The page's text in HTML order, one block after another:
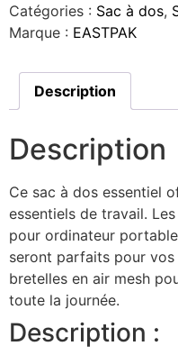
Catégories : Sac à dos,
Marque : EASTPAK
Description
Description
Ce sac à dos essentiel
essentiels de travail.
pour ordinateur
seront parfaits pour
bretelles en air mesh
toute la journée.
Description :